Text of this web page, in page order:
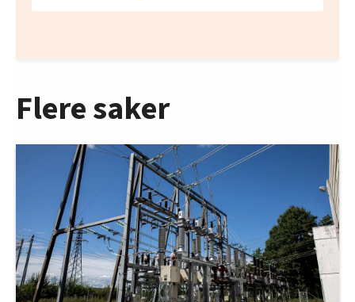
Flere saker